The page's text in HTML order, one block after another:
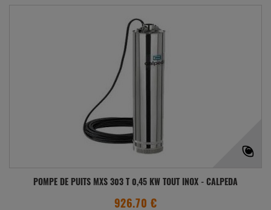
POMPE DE PUITS MXS 303 T 0,45 KW TOUT INOX - CALPEDA
926.70 €